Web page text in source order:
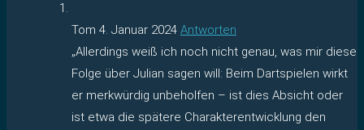
Tom 4. Januar 2024 Antworten
„Allerdings weiß ich noch nicht genau, was mir diese
Folge über Julian sagen will: Beim Dartspielen wirkt
er merkwürdig unbeholfen – ist dies Absicht oder
ist etwa die spätere Charakterentwicklung den